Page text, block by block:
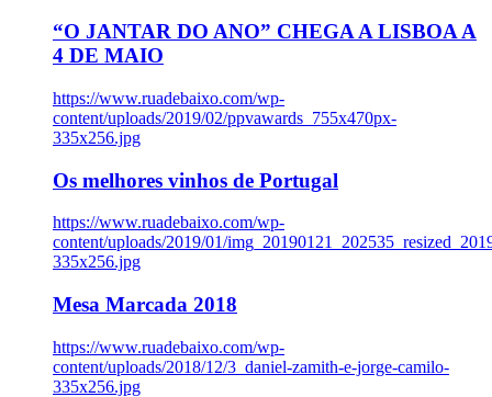
“O JANTAR DO ANO” CHEGA A LISBOA A
4 DE MAIO
https://www.ruadebaixo.com/wp-
content/uploads/2019/02/ppvawards_755x470px-
335x256.jpg
Os melhores vinhos de Portugal
https://www.ruadebaixo.com/wp-
content/uploads/2019/01/
335x256.jpg
Mesa Marcada 2018
https://www.ruadebaixo.com/wp-
content/uploads/2018/12/3_daniel-zamith-e-jorge-camilo-
335x256.jpg